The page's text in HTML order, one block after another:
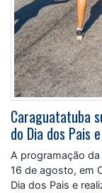
Caraguatatuba
do Dia dos Pais
A programação
16 de agosto, em
Dia dos Pais e